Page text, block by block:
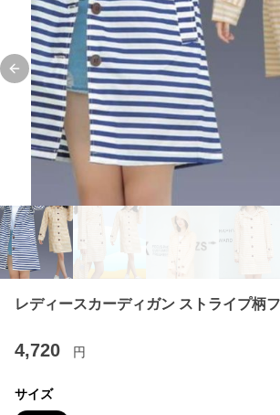
Previous slide
レディースカーディガン ストライプ柄
4,720 円
サイズ